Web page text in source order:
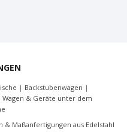
| Backstubenwagen |
Wagen & Geräte unter dem
& Maßanfertigungen aus Edelstahl